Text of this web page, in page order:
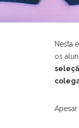
Nesta
os